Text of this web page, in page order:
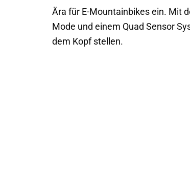
Ära für E-Mountainbikes ein. Mit
Mode und einem Quad Sensor
dem Kopf stellen.